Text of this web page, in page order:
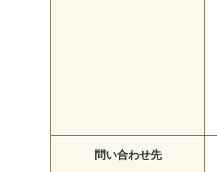
問い合わせ先